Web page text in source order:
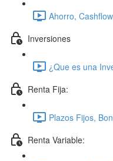
Ahorro,
Inversiones
¿Que es una
Renta Fija:
Plazos Fijos,
Renta Variable: